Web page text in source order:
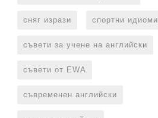
сняг изрази спортни идиоми
съвети за учене на английски
съвети от EWA
съвременен английски